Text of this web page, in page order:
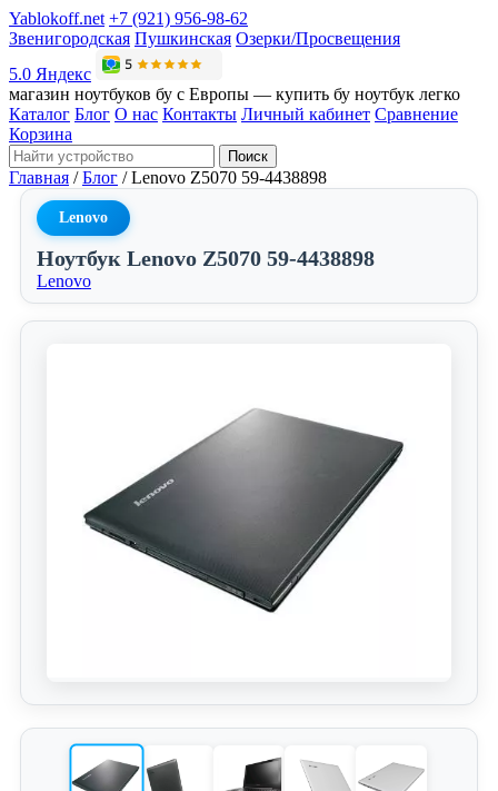
Yablokoff.net +7 (921) 956-98-62
Звенигородская Пушкинская Озерки/Просвещения
5.0 Яндекс
магазин ноутбуков бу с Европы — купить бу ноутбук легко
Каталог Блог О нас Контакты Личный кабинет Сравнение
Корзина
Поиск
Главная / Блог / Lenovo Z5070 59-4438898
Lenovo
Ноутбук Lenovo Z5070 59-4438898
Lenovo